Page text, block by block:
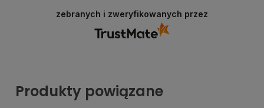
zebranych i zweryfikowanych przez
Produkty powiązane